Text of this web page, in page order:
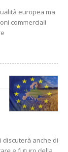
europea ma
commerciali
discuterà anche di